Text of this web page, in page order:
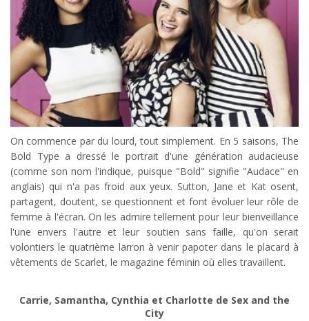
On commence par du lourd, tout simplement. En 5 saisons, The
Bold Type a dressé le portrait d'une génération audacieuse
(comme son nom l'indique, puisque "Bold" signifie "Audace" en
anglais) qui n'a pas froid aux yeux. Sutton, Jane et Kat osent,
partagent, doutent, se questionnent et font évoluer leur rôle de
femme à l'écran. On les admire tellement pour leur bienveillance
l'une envers l'autre et leur soutien sans faille, qu'on serait
volontiers le quatrième larron à venir papoter dans le placard à
vêtements de Scarlet, le magazine féminin où elles travaillent.
Carrie, Samantha, Cynthia et Charlotte de Sex and the
City